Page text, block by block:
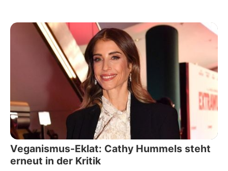
Veganismus-Eklat: Cathy Hummels steht
erneut in der Kritik